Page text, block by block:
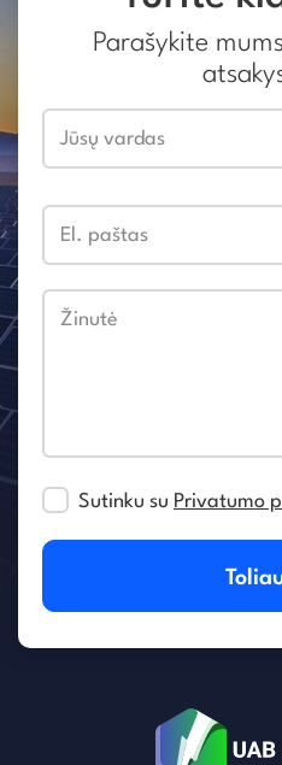
Parašykite
Jūsų vardas
El. paštas
Žinutė
Sutinku su Privatumo